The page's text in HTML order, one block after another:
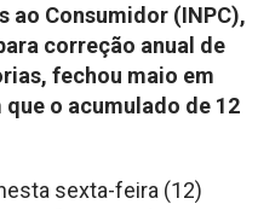
ao Consumidor (INPC),
correção anual de
fechou maio em
o acumulado de 12
sexta-feira (12)